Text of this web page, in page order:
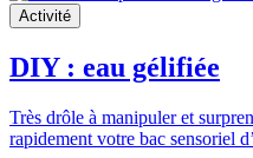
Activité
DIY : eau gélifiée
Très drôle à manipuler et
rapidement votre bac sensoriel